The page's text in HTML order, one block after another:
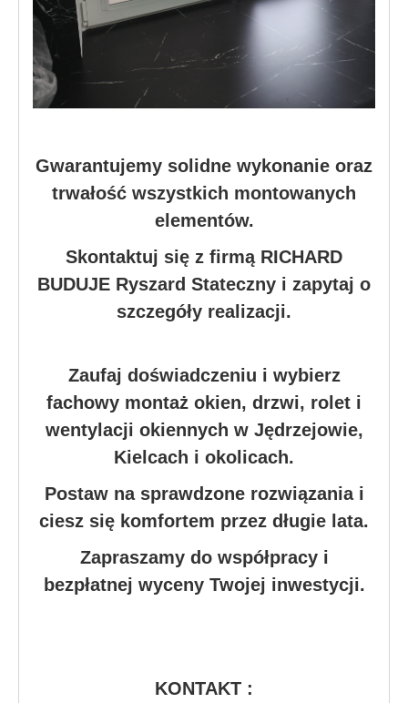
Gwarantujemy solidne wykonanie oraz
trwałość wszystkich montowanych
elementów.
Skontaktuj się z firmą RICHARD
BUDUJE Ryszard Stateczny i zapytaj o
szczegóły realizacji.
Zaufaj doświadczeniu i wybierz
fachowy montaż okien, drzwi, rolet i
wentylacji okiennych w Jędrzejowie,
Kielcach i okolicach.
Postaw na sprawdzone rozwiązania i
ciesz się komfortem przez długie lata.
Zapraszamy do współpracy i
bezpłatnej wyceny Twojej inwestycji.
KONTAKT :